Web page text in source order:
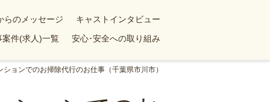
らのメッセージ
キャストインタビュー
案件(求人)一覧 安心･安全への取り組み
ョンでのお掃除代行のお仕事（千葉県市川市）